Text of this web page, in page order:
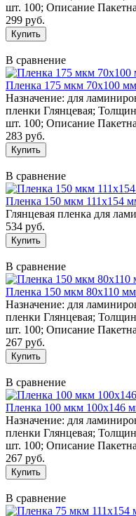
шт. 100; Описание
299 руб.
В сравнение
Пленка 175 мкм 70х100 мм
Назначение: для
пленки Глянцевая;
шт. 100; Описание
283 руб.
В сравнение
Пленка 150 мкм 111х154
Глянцевая пленка для
534 руб.
В сравнение
Пленка 150 мкм 80х110
Назначение: для
пленки Глянцевая;
шт. 100; Описание
267 руб.
В сравнение
Пленка 100 мкм 100х146
Назначение: для
пленки Глянцевая;
шт. 100; Описание
267 руб.
В сравнение